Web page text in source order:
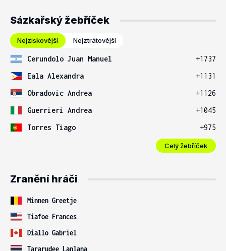
Sázkařský žebříček
Nejziskovější Nejztrátovější
Cerundolo Juan Manuel
+1737
Eala Alexandra
+1131
Obradovic Andrea
+1126
Guerrieri Andrea
+1045
Torres Tiago
+975
Celý žebříček
Zranění hráči
Minnen Greetje
Tiafoe Frances
Diallo Gabriel
Tararudee Lanlana